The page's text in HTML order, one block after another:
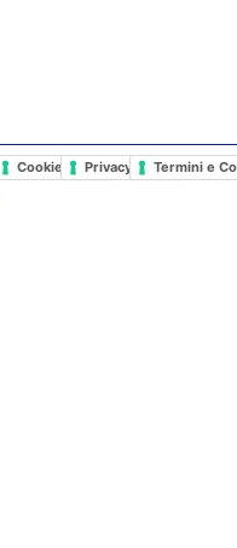
Cookie PolicyPrivacy PolicyTermini e